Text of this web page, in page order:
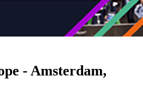
- Amsterdam,